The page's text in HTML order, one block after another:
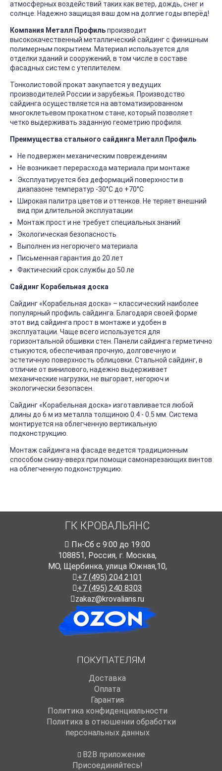
атмосферных воздействий таких как ветер, дождь, снег и
солнце. Надежно защищая ваш дом на долгие годы вперёд!
Компания Металл Профильпроизводит
высококачественный металлический сайдинг с финишным
полимерным покрытием. Материал используется для
отделки зданий и сооружений, в том числе в составе
фасадных систем с утеплителем.
Тонколистовой прокат закупается у ведущих
производителей России и зарубежья. Производство
сайдинга осуществляется на автоматизированном
многоклетьевом прокатном стане, который позволяет
четко выдерживать заданную геометрию профиля.
Преимущества стального сайдинга Металл Профиль
Не подвержен механическим повреждениям
Не возникает перерасхода материала при монтаже
Эксплуатируется без деформаций поверхности в
диапазоне температур -30°C до +70°C
Широкая палитра цветов и оттенков. Не теряет внешний
вид при длительной эксплуатации
Монтаж прост и не требует специальных знаний
Экологическая безопасность
Выполнен из негорючего материала
Письменная гарантия до 20 лет
Фактический срок службы до 50 ле
Сайдинг Корабельная доска
Сайдинг «Корабельная доска» – классический наиболее
популярный профиль сайдинга. Благодаря своей форме
этот вид сайдинга прост в монтаже и удобен в
эксплуатации. Чаще всего используется для
горизонтальной обшивки стен. Панели сайдинга герметично
стыкуются, обеспечивая прочную, долговечную и
эстетичную поверхность облицовки. Стальной сайдинг, в
отличие от винилового, надежно выдерживает
механические нагрузки, не выгорает, негорюч и
экологически безопасен.
Сайдинг «Корабельная доска» изготавливается любой
длины до 6 м из металла толщиною 0.4 - 0.5 мм. Система
монтируется на облегченную вертикальную
подконструкцию.
Монтаж сайдинга на фасаде ведется традиционным
способом снизу-вверх при помощи самонарезающих винтов
на облегченную подконструкцию.
ГК КРОВАЛЬЯНС
Пн-Cб с 9:00 до 19:00
108851, Россия, г. Москва,
МО, Щербинка, улица Южная,10,
+7 (495) 204 2101
+7 (495) 240 8303
zakaz@krovalians.ru
ПОКУПАТЕЛЯМ
Доставка
Оплата
Гарантия
Политика конфиденциальности
Политика в отношении обработки
персональных данных
B2B приложение
Присоединяйтесь!